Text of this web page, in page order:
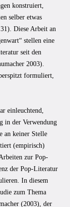
konstruiert,
selber etwas
Diese Arbeit an
stellen eine
seit den
2003).
formuliert,
einleuchtend,
in der Verwendung
an keiner Stelle
(empirisch)
zur Pop-
der Pop-Literatur
In diesem
zum Thema
(2003), der